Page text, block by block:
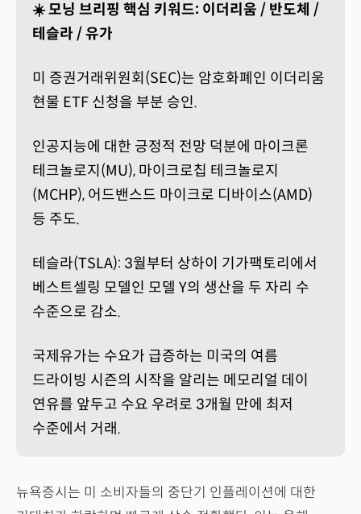
☀️ 모닝 브리핑 핵심 키워드: 이더리움 / 반도체 /
테슬라 / 유가
미 증권거래위원회(SEC)는 암호화폐인 이더리움
현물 ETF 신청을 부분 승인.
인공지능에 대한 긍정적 전망 덕분에 마이크론
테크놀로지(MU), 마이크로칩 테크놀로지
(MCHP), 어드밴스드 마이크로 디바이스(AMD)
등 주도.
테슬라(TSLA): 3월부터 상하이 기가팩토리에서
베스트셀링 모델인 모델 Y의 생산을 두 자리 수
수준으로 감소.
국제유가는 수요가 급증하는 미국의 여름
드라이빙 시즌의 시작을 알리는 메모리얼 데이
연유를 앞두고 수요 우려로 3개월 만에 최저
수준에서 거래.
뉴욕증시는 미 소비자들의 중단기 인플레이션에 대한